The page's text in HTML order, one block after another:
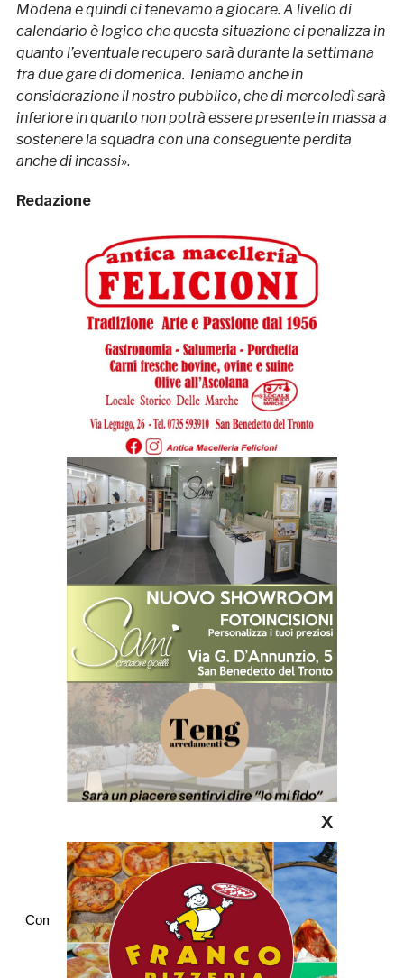
Modena e quindi ci tenevamo a giocare. A livello di
calendario è logico che questa situazione ci penalizza in
quanto l’eventuale recupero sarà durante la settimana
fra due gare di domenica. Teniamo anche in
considerazione il nostro pubblico, che di mercoledì sarà
inferiore in quanto non potrà essere presente in massa a
sostenere la squadra con una conseguente perdita
anche di incassi».
Redazione
Commenti
X